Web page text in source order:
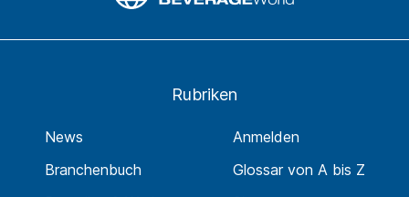
Rubriken
News
Branchenbuch
Anmelden
Glossar von A bis Z